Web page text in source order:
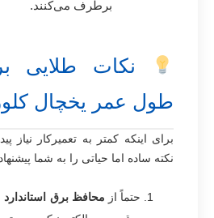
برطرف می‌کنند.
نکات طلایی
طول عمر یخچال
برای اینکه کمتر به تعمیرکار نیاز
نکته ساده اما حیاتی را به شما
حتماً از محافظ برق استاندارد